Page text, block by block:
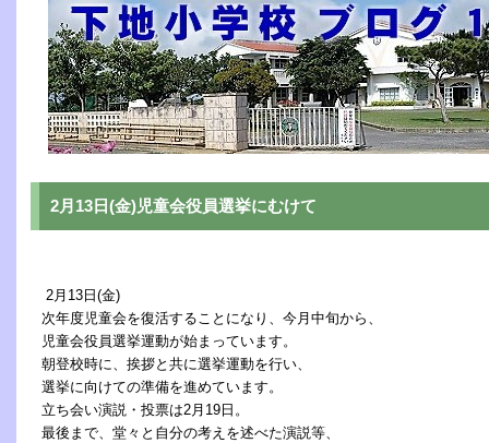
2月13日(金)児童会役員選挙にむけて
2月13日(金)
次年度児童会を復活することになり、今月中旬から、
児童会役員選挙運動が始まっています。
朝登校時に、挨拶と共に選挙運動を行い、
選挙に向けての準備を進めています。
立ち会い演説・投票は2月19日。
最後まで、堂々と自分の考えを述べた演説等、